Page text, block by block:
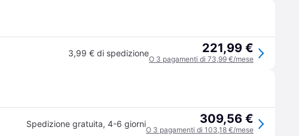
3,99 € di spedizione 221,99 €
O 3 pagamenti di 73,99 €/mese
Spedizione gratuita, 4-6 giorni 309,56 €
O 3 pagamenti di 103,18 €/mese